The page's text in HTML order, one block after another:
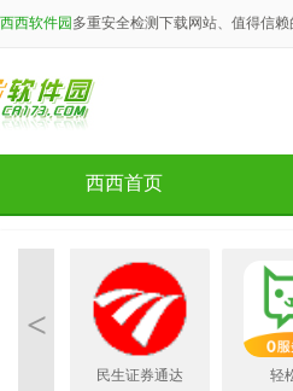
西西软件园 多重安全检测下载网站、值得信赖
西西首页
<
民生证券通达
轻